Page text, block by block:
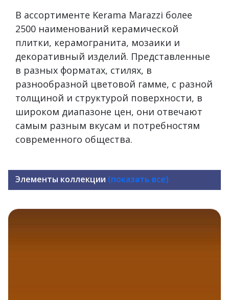
В ассортименте Kerama Marazzi более
2500 наименований керамической
плитки, керамогранита, мозаики и
декоративный изделий. Представленные
в разных форматах, стилях, в
разнообразной цветовой гамме, с разной
толщиной и структурой поверхности, в
широком диапазоне цен, они отвечают
самым разным вкусам и потребностям
современного общества.
Элементы коллекции (показать все)